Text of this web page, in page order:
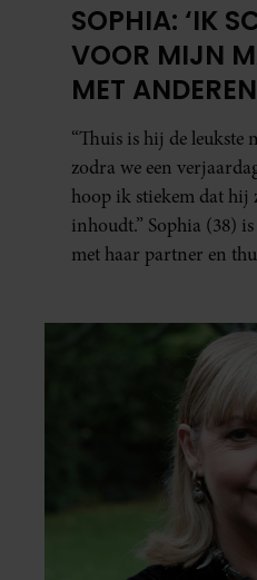
SOPHIA: ‘IK
VOOR MIJN
MET
“Thuis is hij de leukste
zodra we een
hoop ik stiekem dat hij
inhoudt.” Sophia (38)
met haar partner en
vaker schaamt zodra ze